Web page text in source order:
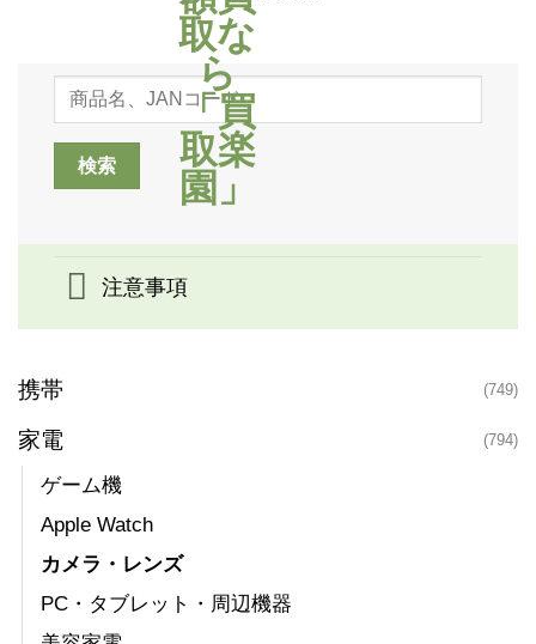
Nintendo Switch
注意事項
携帯 (749)
家電 (794)
ゲーム機
Apple Watch
カメラ・レンズ
PC・タブレット・周辺機器